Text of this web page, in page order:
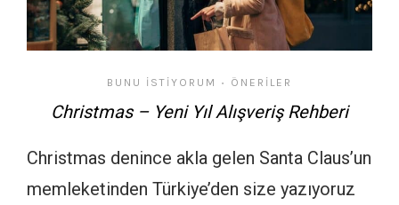
BUNU İSTIYORUM • ÖNERILER
Christmas – Yeni Yıl Alışveriş Rehberi
Christmas denince akla gelen Santa Claus’un
memleketinden Türkiye’den size yazıyoruz